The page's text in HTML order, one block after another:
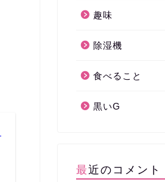
趣味
除湿機
食べること
黒いG
最近のコメント